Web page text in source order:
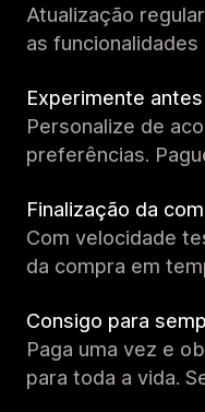
Atualização
as
Experimente
Personalize de
preferências.
Finalização da
Com velocidade
da compra em
Consigo para
Paga uma vez e
para toda a vida.